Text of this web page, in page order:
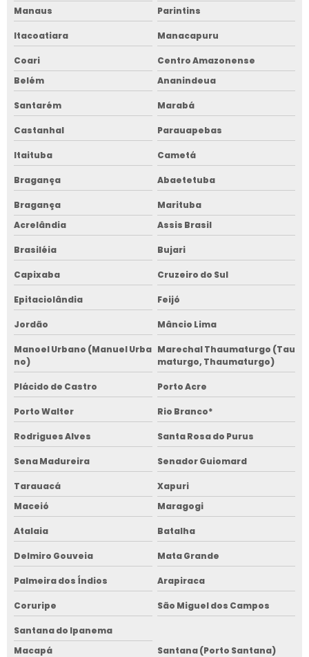
Manaus Parintins
Itacoatiara Manacapuru
Coari
Centro Amazonense
Belém
Ananindeua
Santarém Marabá
Castanhal Parauapebas
Itaituba Cametá
Bragança Abaetetuba
Bragança
Marituba
Acrelândia
Assis Brasil
Brasiléia Bujari
Capixaba Cruzeiro do Sul
Epitaciolândia Feijó
Jordão Mâncio Lima
Manoel Urbano (Manuel Urba
no)
Marechal Thaumaturgo (Tau
maturgo, Thaumaturgo)
Plácido de Castro Porto Acre
Porto Walter Rio Branco*
Rodrigues Alves Santa Rosa do Purus
Sena Madureira Senador Guiomard
Tarauacá
Xapuri
Maceió
Maragogi
Atalaia Batalha
Delmiro Gouveia Mata Grande
Palmeira dos Índios Arapiraca
Coruripe São Miguel dos Campos
Santana do Ipanema
Macapá
Santana (Porto Santana)